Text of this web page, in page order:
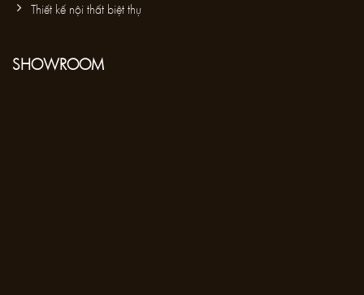
Thiết kế nội thất biệt thự
SHOWROOM